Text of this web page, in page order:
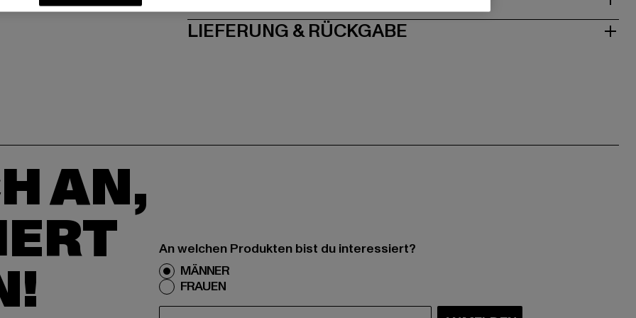
LIEFERUNG & RÜCKGABE
AN,
An welchen Produkten bist du interessiert?
MÄNNER
FRAUEN